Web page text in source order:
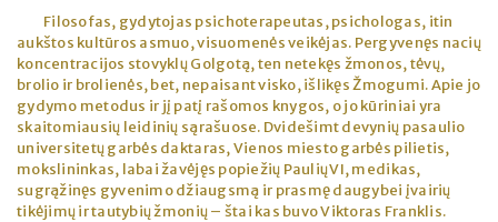
Filosofas, gydytojas psichoterapeutas, psichologas, itin
aukštos kultūros asmuo, visuomenės veikėjas. Pergyvenęs nacių
koncentracijos stovyklų Golgotą, ten netekęs žmonos, tėvų,
brolio ir brolienės, bet, nepaisant visko, išlikęs Žmogumi. Apie jo
gydymo metodus ir jį patį rašomos knygos, o jo kūriniai yra
skaitomiausių leidinių sąrašuose. Dvidešimt devynių pasaulio
universitetų garbės daktaras, Vienos miesto garbės pilietis,
mokslininkas, labai žavėjęs popiežių Paulių VI, medikas,
sugrąžinęs gyvenimo džiaugsmą ir prasmę daugybei įvairių
tikėjimų ir tautybių žmonių – štai kas buvo Viktoras Franklis.